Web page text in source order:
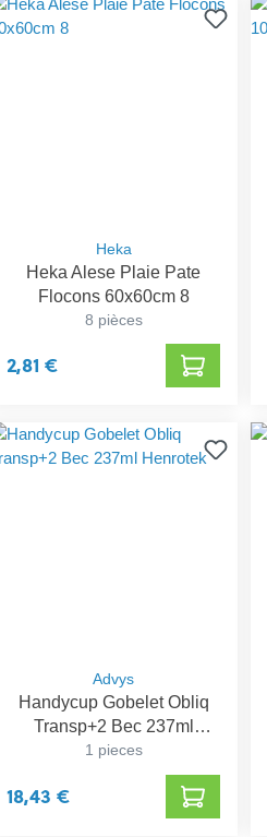
Heka
Heka Alese Plaie Pate
Flocons 60x60cm 8
8 pièces
2,81 €
Advys
Handycup Gobelet Obliq
Transp+2 Bec 237ml
Henrotek
1 pieces
18,43 €